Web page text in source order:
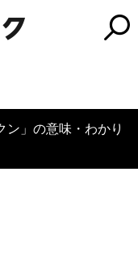
ン」の意味・わかり